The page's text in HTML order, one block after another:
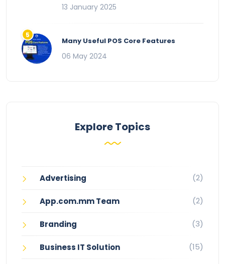
13 January 2025
Many Useful POS Core Features
06 May 2024
Explore Topics
Advertising (2)
App.com.mm Team (2)
Branding (3)
Business IT Solution (15)